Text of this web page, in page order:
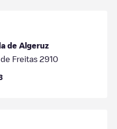
de Algeruz
Freitas 2910